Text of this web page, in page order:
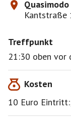
Quasimodo
Kantstraße
Treffpunkt
21:30 oben vor
Kosten
10 Euro